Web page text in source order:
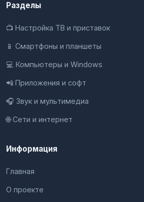
Разделы
📺 Настройка ТВ и приставок
📱 Смартфоны и планшеты
💻 Компьютеры и Windows
📲 Приложения и софт
🎧 Звук и мультимедиа
🌐 Сети и интернет
Информация
Главная
О проекте